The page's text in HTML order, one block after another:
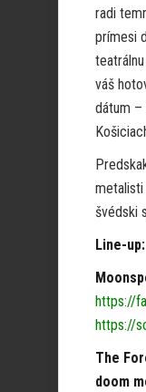
radi
prímesi
váš
dátum –
metalisti
švédski
Line-up:
https://
https://
The
doom